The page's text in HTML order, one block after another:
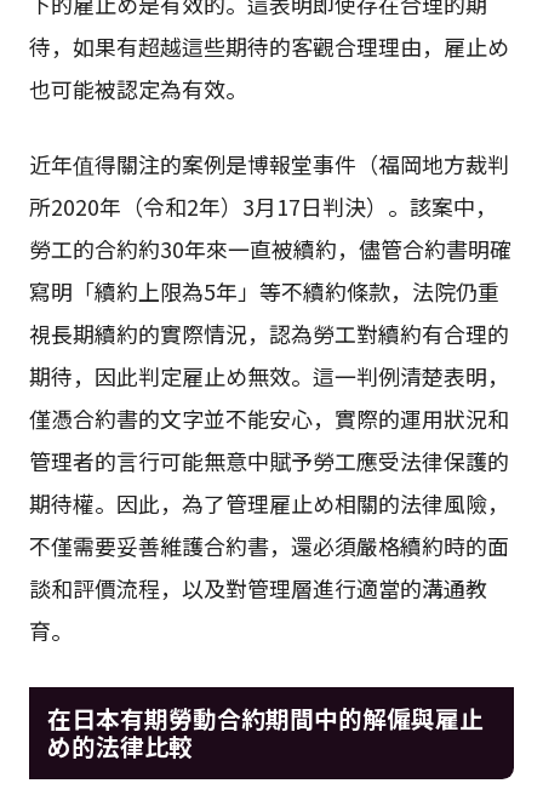
待，如果有超越這些期待的客觀合理理由，雇止め
也可能被認定為有效。
近年值得關注的案例是博報堂事件（福岡地方裁判
所2020年（令和2年）3月17日判決）。該案中，
勞工的合約約30年來一直被續約，儘管合約書明確
寫明「續約上限為5年」等不續約條款，法院仍重
視長期續約的實際情況，認為勞工對續約有合理的
期待，因此判定雇止め無效。這一判例清楚表明，
僅憑合約書的文字並不能安心，實際的運用狀況和
管理者的言行可能無意中賦予勞工應受法律保護的
期待權。因此，為了管理雇止め相關的法律風險，
不僅需要妥善維護合約書，還必須嚴格續約時的面
談和評價流程，以及對管理層進行適當的溝通教
育。
在日本有期勞動合約期間中的解僱與雇止
め的法律比較